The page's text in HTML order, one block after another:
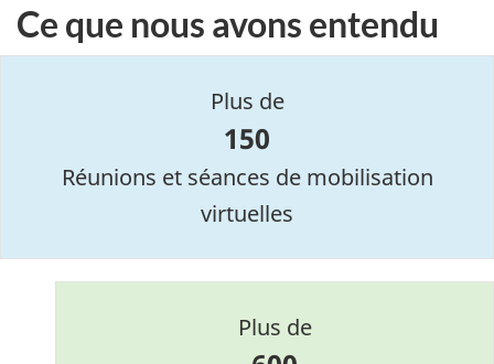
Ce que nous avons entendu
Plus de
150
Réunions et séances de mobilisation
virtuelles
Plus de